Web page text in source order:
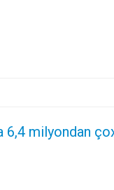
6,4 milyondan